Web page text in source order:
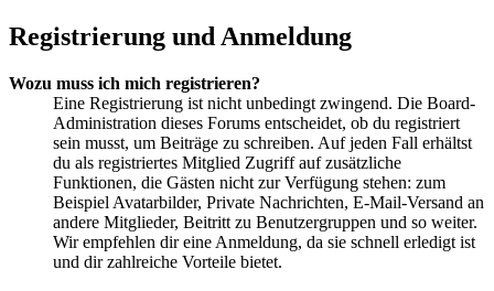
Registrierung und Anmeldung
Wozu muss ich mich registrieren?
Eine Registrierung ist nicht unbedingt zwingend. Die Board-
Administration dieses Forums entscheidet, ob du registriert
sein musst, um Beiträge zu schreiben. Auf jeden Fall erhältst
du als registriertes Mitglied Zugriff auf zusätzliche
Funktionen, die Gästen nicht zur Verfügung stehen: zum
Beispiel Avatarbilder, Private Nachrichten, E-Mail-Versand an
andere Mitglieder, Beitritt zu Benutzergruppen und so weiter.
Wir empfehlen dir eine Anmeldung, da sie schnell erledigt ist
und dir zahlreiche Vorteile bietet.